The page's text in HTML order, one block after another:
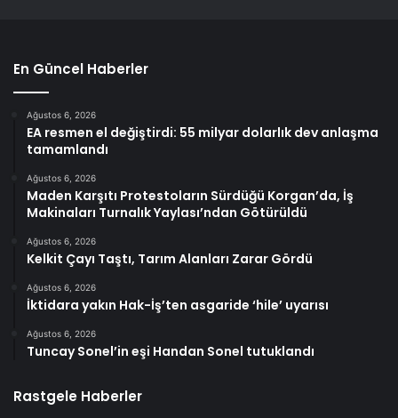
En Güncel Haberler
Ağustos 6, 2026
EA resmen el değiştirdi: 55 milyar dolarlık dev anlaşma
tamamlandı
Ağustos 6, 2026
Maden Karşıtı Protestoların Sürdüğü Korgan’da, İş
Makinaları Turnalık Yaylası’ndan Götürüldü
Ağustos 6, 2026
Kelkit Çayı Taştı, Tarım Alanları Zarar Gördü
Ağustos 6, 2026
İktidara yakın Hak-İş’ten asgaride ‘hile’ uyarısı
Ağustos 6, 2026
Tuncay Sonel’in eşi Handan Sonel tutuklandı
Rastgele Haberler